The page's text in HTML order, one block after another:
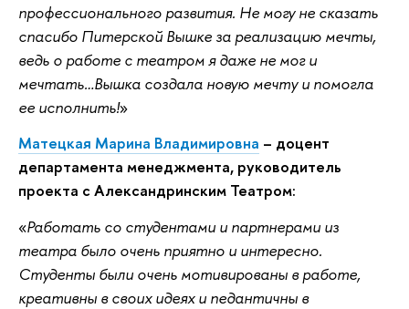
профессионального развития. Не могу не сказать
спасибо Питерской Вышке за реализацию мечты,
ведь о работе с театром я даже не мог и
мечтать…Вышка создала новую мечту и помогла
ее исполнить!
Матецкая Марина Владимировна – доцент
департамента менеджмента, руководитель
проекта с Александринским Театром:
Работать со студентами и партнерами из
театра было очень приятно и интересно.
Студенты были очень мотивированы в работе,
креативны в своих идеях и педантичны в